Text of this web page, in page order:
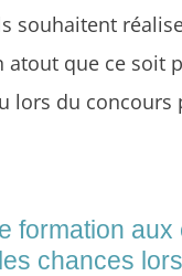
souhaitent
atout que ce soit
lors du
formation
chances